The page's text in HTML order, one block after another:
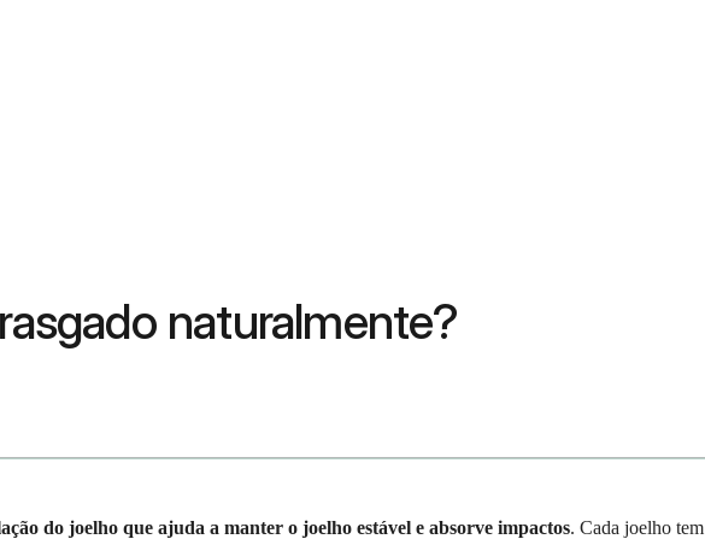
naturalmente?
do joelho que ajuda a manter o joelho estável e absorve impactos. Cada joelho tem